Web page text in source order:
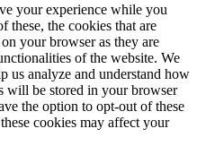
your experience while you
these, the cookies that are
your browser as they are
of the website. We
us analyze and understand how
will be stored in your browser
the option to opt-out of these
cookies may affect your